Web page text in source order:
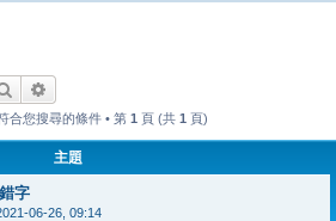
搜尋
合您搜尋的條件 • 第 1 頁 (共 1 頁)
主題
字
06-26, 09:14